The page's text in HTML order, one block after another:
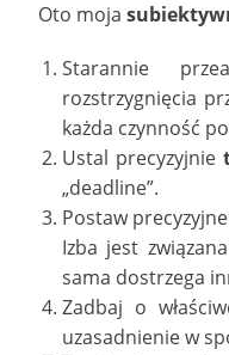
Oto moja
Starannie
rozstrzygnięcia
każda czynność
Ustal precyzyjnie
„deadline”.
Postaw
Izba jest
sama dostrzega
Zadbaj o
uzasadnienie w